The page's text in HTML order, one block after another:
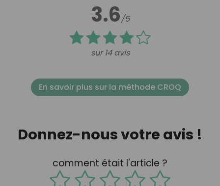
3.6/5
sur 14 avis
En savoir plus sur la méthode CROQ
Donnez-nous votre avis !
comment était l'article ?